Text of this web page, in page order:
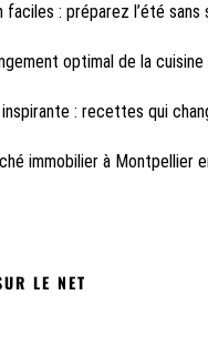
faciles : préparez l’été sans
optimal de la cuisine
: recettes qui
immobilier à Montpellier
LE NET